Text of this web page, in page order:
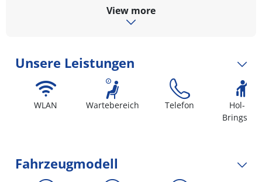
View more
Unsere Leistungen
WLAN Wartebereich Telefon
Hol-
Fahrzeugmodell